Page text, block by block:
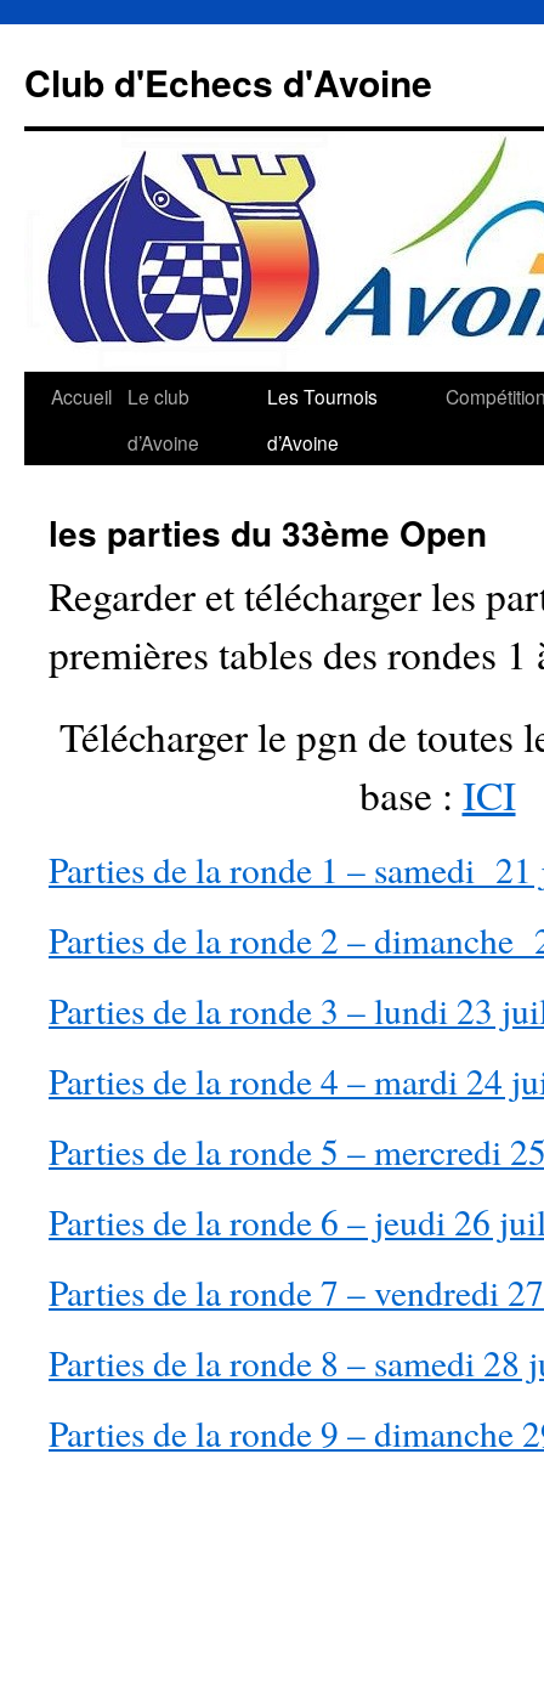
contenu
Club d'Echecs d'Avoine
Accueil
Le club
d’Avoine
Les Tournois
d’Avoine
les parties du 33ème Open
Regarder et télécharger les
premières tables des rondes 1
Télécharger le pgn de toutes
base : ICI
Parties de la ronde 1 – samedi
Parties de la ronde 2 –
Parties de la ronde 3 – lundi 23
Parties de la ronde 4 – mardi 24
Parties de la ronde 5 – mercredi
Parties de la ronde 6 – jeudi 26
Parties de la ronde 7 – vendredi
Parties de la ronde 8 – samedi
Parties de la ronde 9 – dimanche